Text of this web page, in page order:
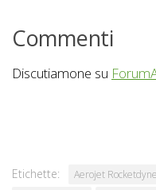
Commenti
Discutiamone su
Etichette: Aerojet Rocketdyne